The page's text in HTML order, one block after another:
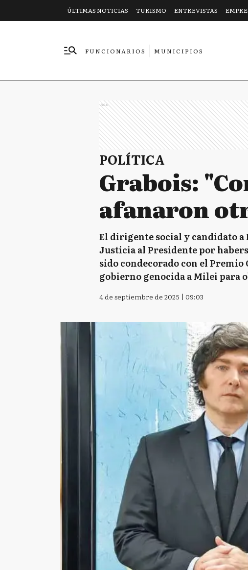
ÚLTIMAS NOTICIAS TURISMO ENTREVISTAS
FUNCIONARIOS
MUNICIPIOS
Ads
POLÍTICA
Grabois:
afanaron
El dirigente social y candidato
Justicia al Presidente por
sido condecorado con el Premio
gobierno genocida a Milei para
4 de septiembre de 2025 | 09:03